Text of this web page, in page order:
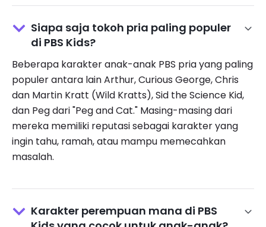
Siapa saja tokoh pria paling populer
di PBS Kids?
Beberapa karakter anak-anak PBS pria yang paling
populer antara lain Arthur, Curious George, Chris
dan Martin Kratt (Wild Kratts), Sid the Science Kid,
dan Peg dari "Peg and Cat." Masing-masing dari
mereka memiliki reputasi sebagai karakter yang
ingin tahu, ramah, atau mampu memecahkan
masalah.
Karakter perempuan mana di PBS